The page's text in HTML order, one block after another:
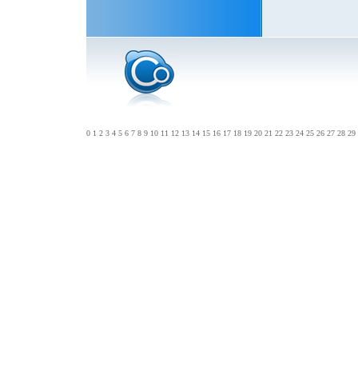
0 1 2 3 4 5 6 7 8 9 10 11 12 13 14 15 16 17 18 19 20 21 22 23 24 25 26 27 28 29